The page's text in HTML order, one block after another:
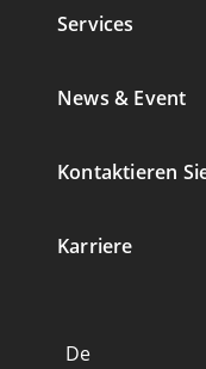
Services
News & Event
Kontaktieren
Karriere
De